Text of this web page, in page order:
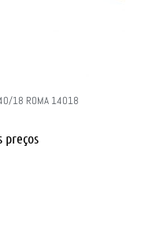
18 ROMA 14018
preços